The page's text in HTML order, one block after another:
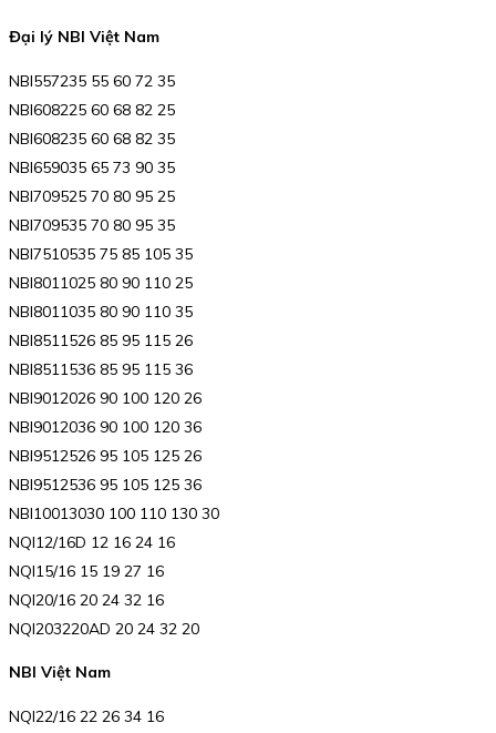
Đại lý NBI Việt Nam
NBI557235 55 60 72 35
NBI608225 60 68 82 25
NBI608235 60 68 82 35
NBI659035 65 73 90 35
NBI709525 70 80 95 25
NBI709535 70 80 95 35
NBI7510535 75 85 105 35
NBI8011025 80 90 110 25
NBI8011035 80 90 110 35
NBI8511526 85 95 115 26
NBI8511536 85 95 115 36
NBI9012026 90 100 120 26
NBI9012036 90 100 120 36
NBI9512526 95 105 125 26
NBI9512536 95 105 125 36
NBI10013030 100 110 130 30
NQI12/16D 12 16 24 16
NQI15/16 15 19 27 16
NQI20/16 20 24 32 16
NQI203220AD 20 24 32 20
NBI Việt Nam
NQI22/16 22 26 34 16